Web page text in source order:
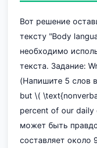
Вот решение
тексту "Body
необходимо
текста. Задание:
(Напишите 5 слов
but \(
percent of our daily
может быть
составляет около